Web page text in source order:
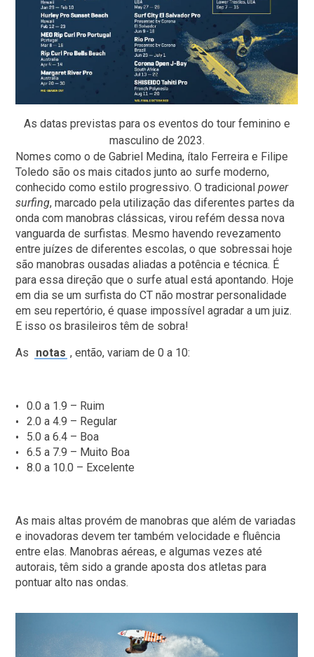
As datas previstas para os eventos do tour feminino e
masculino de 2023.
Nomes como o de Gabriel Medina, ítalo Ferreira e Filipe
Toledo são os mais citados junto ao surfe moderno,
conhecido como estilo progressivo. O tradicionalpower
surfing, marcado pela utilização das diferentes partes da
onda com manobras clássicas, virou refém dessa nova
vanguarda de surfistas. Mesmo havendo revezamento
entre juízes de diferentes escolas, o que sobressai hoje
são manobras ousadas aliadas a potência e técnica. É
para essa direção que o surfe atual está apontando. Hoje
em dia se um surfista do CT não mostrar personalidade
em seu repertório, é quase impossível agradar a um juiz.
E isso os brasileiros têm de sobra!
As
notas , então, variam de 0 a 10:
0.0 a 1.9 – Ruim
2.0 a 4.9 – Regular
5.0 a 6.4 – Boa
6.5 a 7.9 – Muito Boa
8.0 a 10.0 – Excelente
As mais altas provém de manobras que além de variadas
e inovadoras devem ter também velocidade e fluência
entre elas. Manobras aéreas, e algumas vezes até
autorais, têm sido a grande aposta dos atletas para
pontuar alto nas ondas.